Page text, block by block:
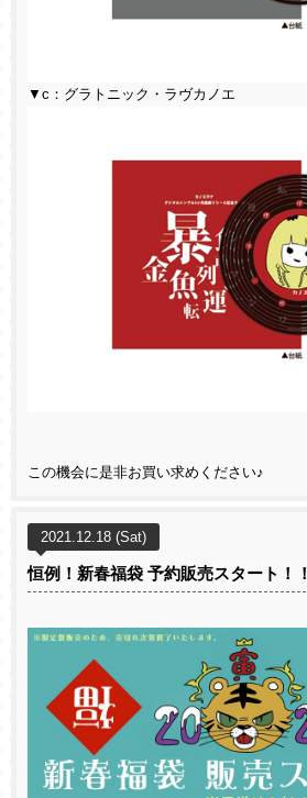
▼c：グラトニック・ラヴカノエ
この機会に是非お買い求めください♪
2021.12.18 (Sat)
恒例！新春福袋 予約販売スタート！！